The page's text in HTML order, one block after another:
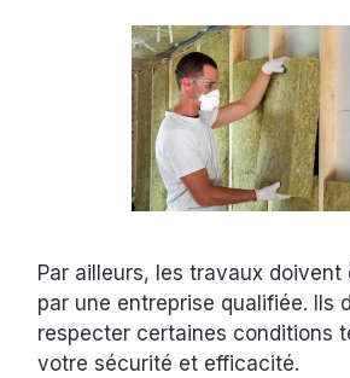
Par ailleurs, les travaux doivent
par une entreprise qualifiée. Ils
respecter certaines conditions
votre sécurité et efficacité.